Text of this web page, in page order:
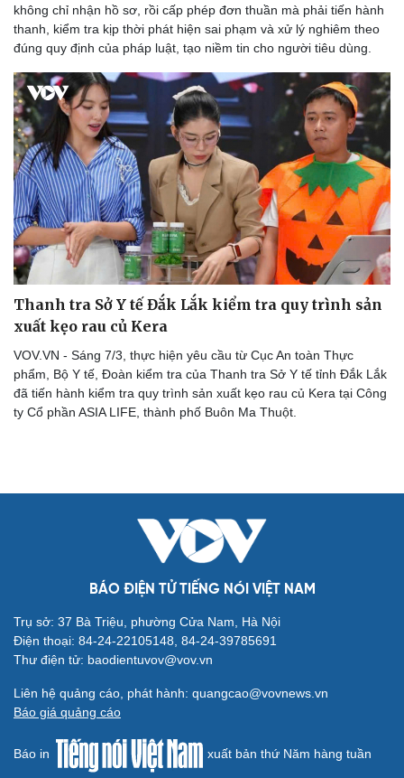
Tư vấn
Săn Tour
check-in
Câu chuyện thời sự
Đọc truyện đêm khuya
Cửa sổ tình yêu
Hạt giống tâm hồn
không chỉ nhận hồ sơ, rồi cấp phép đơn thuần mà phải tiến hành
thanh, kiểm tra kịp thời phát hiện sai phạm và xử lý nghiêm theo
đúng quy định của pháp luật, tạo niềm tin cho người tiêu dùng.
Thanh tra Sở Y tế Đắk Lắk kiểm tra quy trình sản
xuất kẹo rau củ Kera
VOV.VN - Sáng 7/3, thực hiện yêu cầu từ Cục An toàn Thực
phẩm, Bộ Y tế, Đoàn kiểm tra của Thanh tra Sở Y tế tỉnh Đắk Lắk
đã tiến hành kiểm tra quy trình sản xuất kẹo rau củ Kera tại Công
ty Cổ phần ASIA LIFE, thành phố Buôn Ma Thuột.
BÁO ĐIỆN TỬ TIẾNG NÓI VIỆT NAM
Trụ sở: 37 Bà Triệu, phường Cửa Nam, Hà Nội
Điện thoại: 84-24-22105148, 84-24-39785691
Thư điện tử: baodientuvov@vov.vn
Liên hệ quảng cáo, phát hành: quangcao@vovnews.vn
Báo giá quảng cáo
Báo in xuất bản thứ Năm hàng tuần